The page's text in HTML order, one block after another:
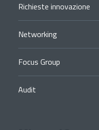
Richieste innovazione
Networking
Focus Group
Audit